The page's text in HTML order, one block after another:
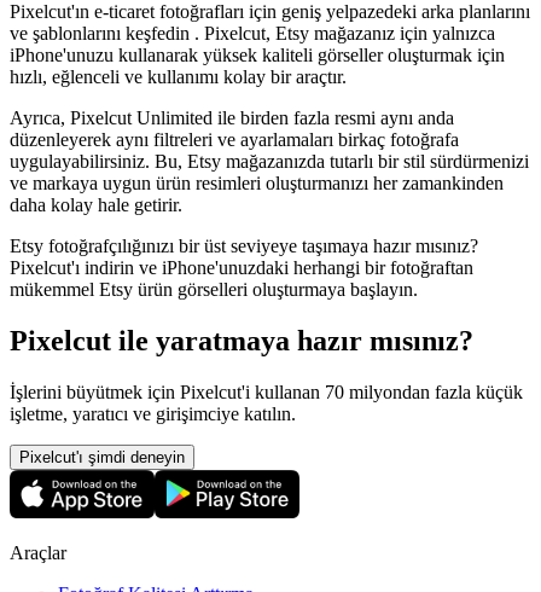
Pixelcut'ın e-ticaret fotoğrafları için geniş yelpazedeki arka planlarını
ve şablonlarını keşfedin . Pixelcut, Etsy mağazanız için yalnızca
iPhone'unuzu kullanarak yüksek kaliteli görseller oluşturmak için
hızlı, eğlenceli ve kullanımı kolay bir araçtır.
Ayrıca, Pixelcut Unlimited ile birden fazla resmi aynı anda
düzenleyerek aynı filtreleri ve ayarlamaları birkaç fotoğrafa
uygulayabilirsiniz. Bu, Etsy mağazanızda tutarlı bir stil sürdürmenizi
ve markaya uygun ürün resimleri oluşturmanızı her zamankinden
daha kolay hale getirir.
Etsy fotoğrafçılığınızı bir üst seviyeye taşımaya hazır mısınız?
Pixelcut'ı indirin ve iPhone'unuzdaki herhangi bir fotoğraftan
mükemmel Etsy ürün görselleri oluşturmaya başlayın.
Pixelcut ile yaratmaya hazır mısınız?
İşlerini büyütmek için Pixelcut'i kullanan 70 milyondan fazla küçük
işletme, yaratıcı ve girişimciye katılın.
Pixelcut'ı şimdi deneyin
Araçlar